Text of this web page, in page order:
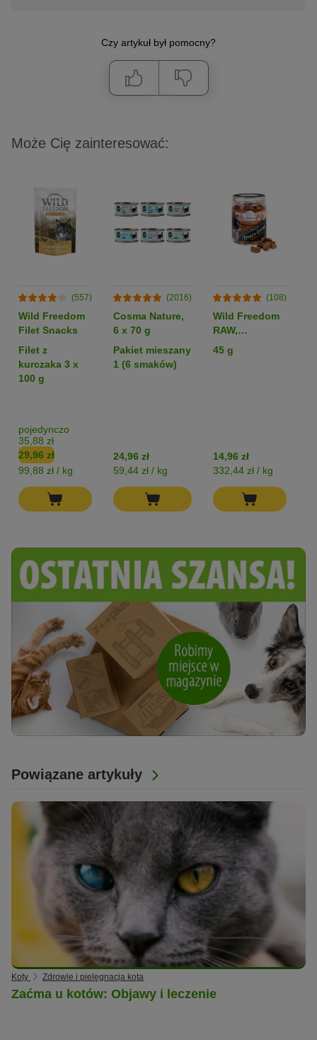
Czy artykuł był pomocny?
Powiązane artykuły
Koty Zdrowie i pielęgnacja kota
Zaćma u kotów: Objawy i leczenie
Może Cię zainteresować:
(557)
Wild Freedom
Filet Snacks
Filet z
kurczaka 3 x
100 g
pojedynczo
35,88 zł
29,96 zł
99,88 zł / kg
(2016)
Cosma Nature,
6 x 70 g
Pakiet mieszany
1 (6 smaków)
24,96 zł
59,44 zł / kg
(108)
Wild Freedom
RAW,
liofilizowane
serca kurze
45 g
14,96 zł
332,44 zł / kg